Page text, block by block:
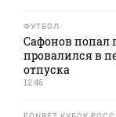
ФУТБОЛ
Сафонов попал
провалился в
отпуска
12:46